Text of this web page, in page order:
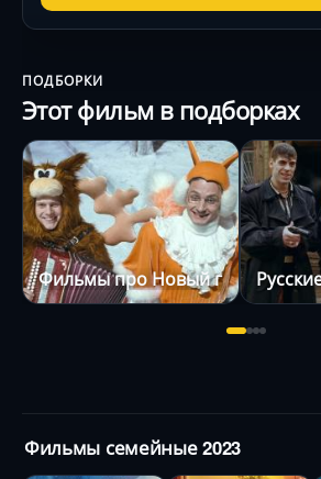
ПОДБОРКИ
Этот фильм в подборках
Фильмы про Новый год и
Фильмы семейные 2023